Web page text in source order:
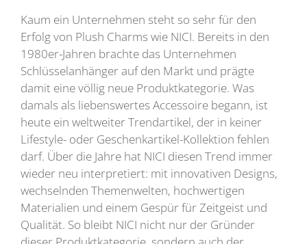
Kaum ein Unternehmen steht so sehr für den
Erfolg von Plush Charms wie NICI. Bereits in den
1980er-Jahren brachte das Unternehmen
Schlüsselanhänger auf den Markt und prägte
damit eine völlig neue Produktkategorie. Was
damals als liebenswertes Accessoire begann, ist
heute ein weltweiter Trendartikel, der in keiner
Lifestyle- oder Geschenkartikel-Kollektion fehlen
darf. Über die Jahre hat NICI diesen Trend immer
wieder neu interpretiert: mit innovativen Designs,
wechselnden Themenwelten, hochwertigen
Materialien und einem Gespür für Zeitgeist und
Qualität. So bleibt NICI nicht nur der Gründer